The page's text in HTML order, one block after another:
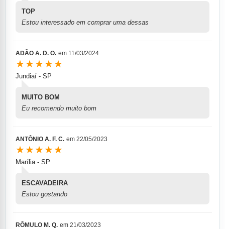
TOP
Estou interessado em comprar uma dessas
ADÃO A. D. O. em 11/03/2024
★★★★★
Jundiaí - SP
MUITO BOM
Eu recomendo muito bom
ANTÔNIO A. F. C. em 22/05/2023
★★★★★
Marília - SP
ESCAVADEIRA
Estou gostando
RÔMULO M. Q. em 21/03/2023